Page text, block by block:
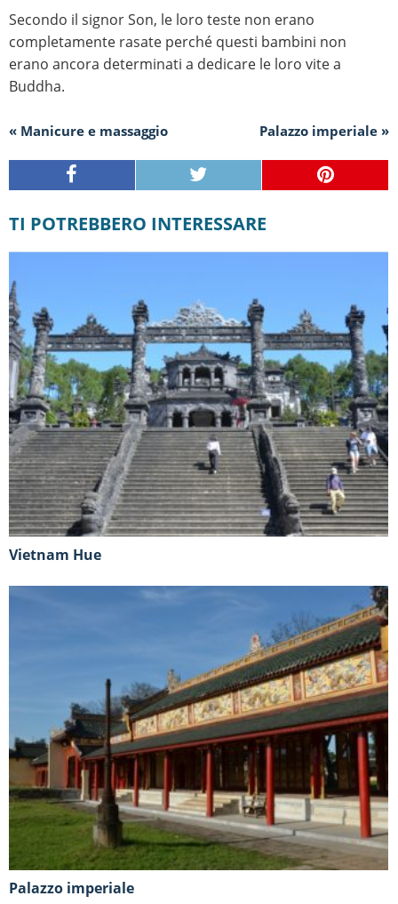
Secondo il signor Son, le loro teste non erano
completamente rasate perché questi bambini non
erano ancora determinati a dedicare le loro vite a
Buddha.
« Manicure e massaggio Palazzo imperiale »
TI POTREBBERO INTERESSARE
Vietnam Hue
Palazzo imperiale